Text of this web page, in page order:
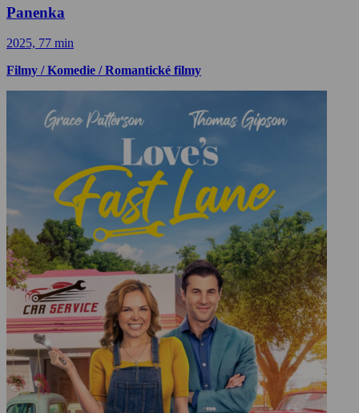
Panenka
2025, 77 min
Filmy / Komedie / Romantické filmy